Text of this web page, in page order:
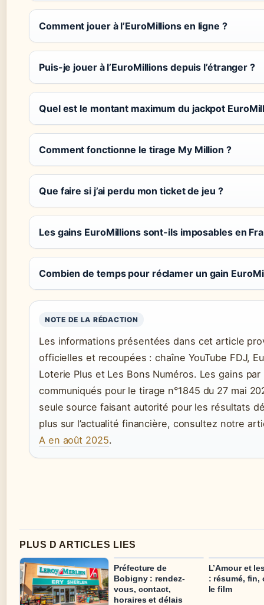
Comment jouer à l’EuroMillions en ligne ?
Puis-je jouer à l’EuroMillions depuis l’étranger ?
Quel est le montant maximum du jackpot
Comment fonctionne le tirage My Million ?
Que faire si j’ai perdu mon ticket de jeu ?
Les gains EuroMillions sont-ils imposables en
Combien de temps pour réclamer un gain
NOTE DE LA RÉDACTION
Les informations présentées dans cet article
officielles et recoupées : chaîne YouTube FDJ,
Loterie Plus et Les Bons Numéros. Les gains
communiqués pour le tirage n°1845 du 27 mai
seule source faisant autorité pour les résultats
plus sur l’actualité financière, consultez notre
A en août 2025.
PLUS D ARTICLES LIES
Préfecture de
Bobigny : rendez-
vous, contact,
horaires et délais
L’Amour et
: résumé, fin,
le film